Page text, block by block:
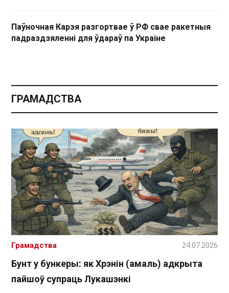
Паўночная Карэя разгортвае ў РФ свае ракетныя
падраздзяленні для ўдараў па Украіне
ГРАМАДСТВА
Бунт у бункеры: як Хрэнін (амаль) адкрыта
пайшоў супраць Лукашэнкі
Грамадства 24.07.2026